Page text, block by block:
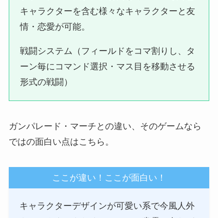
キャラクターを含む様々なキャラクターと友
情・恋愛が可能。
戦闘システム（フィールドをコマ割りし、タ
ーン毎にコマンド選択・マス目を移動させる
形式の戦闘）
ガンパレード・マーチとの違い、そのゲームなら
ではの面白い点はこちら。
ここが違い！ここが面白い！
キャラクターデザインが可愛い系で今風人外